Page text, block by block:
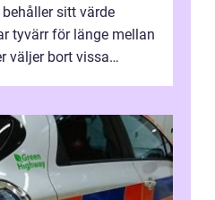
sitt värde
tyvärr för länge mellan
väljer bort vissa